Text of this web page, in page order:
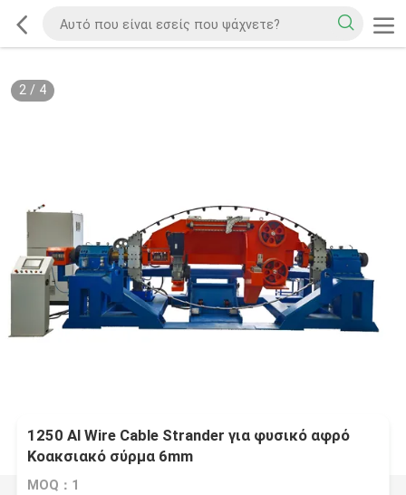
2/ 4
1250 Al Wire Cable Strander για φυσικό αφρό
Κοακσιακό σύρμα 6mm
MOQ：1